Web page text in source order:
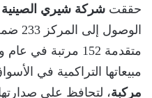
حققت شركة شيري الصينية
الوصول إلى المركز 233 ضمن قائمة
متقدمة 152 مرتبة
مبيعاتها التراكمية في
مركبة، لتحافظ على